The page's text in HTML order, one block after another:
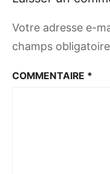
Votre adresse e-
champs
COMMENTAIRE *